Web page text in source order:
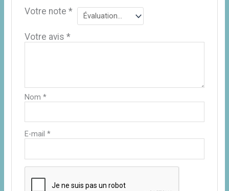
Votre note *
Votre avis *
Nom *
E-mail *